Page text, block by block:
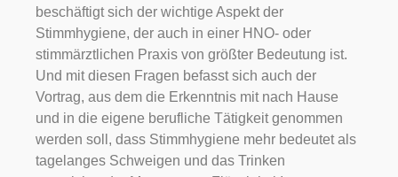
beschäftigt sich der wichtige Aspekt der
Stimmhygiene, der auch in einer HNO- oder
stimmärztlichen Praxis von größter Bedeutung ist.
Und mit diesen Fragen befasst sich auch der
Vortrag, aus dem die Erkenntnis mit nach Hause
und in die eigene berufliche Tätigkeit genommen
werden soll, dass Stimmhygiene mehr bedeutet als
tagelanges Schweigen und das Trinken